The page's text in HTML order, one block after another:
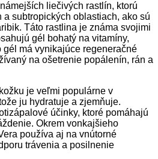
liečivých rastlín, ktorú
subtropických oblastiach, ako sú
Táto rastlina je známa svojimi
gél bohatý na vitamíny,
gél má vynikajúce regeneračné
na ošetrenie popálenín, rán a
je veľmi populárne v
ju hydratuje a zjemňuje.
účinky, ktoré pomáhajú
Okrem vonkajšieho
používa aj na vnútorné
trávenia a posilnenie